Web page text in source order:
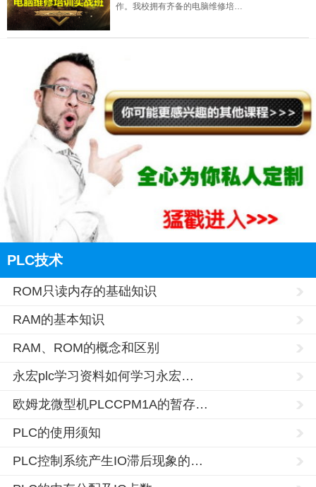
作。我校拥有齐备的电脑维修培…
PLC技术
ROM只读内存的基础知识
RAM的基本知识
RAM、ROM的概念和区别
永宏plc学习资料如何学习永宏…
欧姆龙微型机PLCCPM1A的暂存…
PLC的使用须知
PLC控制系统产生IO滞后现象的…